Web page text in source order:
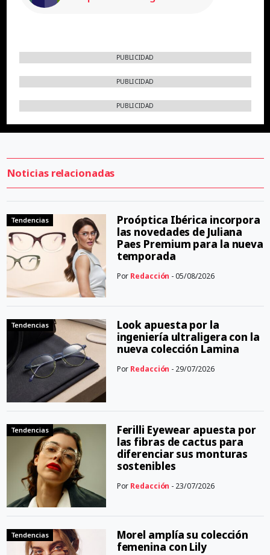
PUBLICIDAD
PUBLICIDAD
PUBLICIDAD
Noticias relacionadas
Tendencias
Proóptica Ibérica incorpora
las novedades de Juliana
Paes Premium para la nueva
temporada
Por Redacción - 05/08/2026
Tendencias
Look apuesta por la
ingeniería ultraligera con la
nueva colección Lamina
Por Redacción - 29/07/2026
Tendencias
Ferilli Eyewear apuesta por
las fibras de cactus para
diferenciar sus monturas
sostenibles
Por Redacción - 23/07/2026
Tendencias
Morel amplía su colección
femenina con Lily